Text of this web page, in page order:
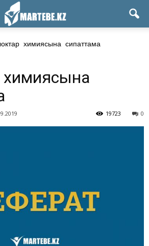
химиясына сипаттама
химиясына
0
19723